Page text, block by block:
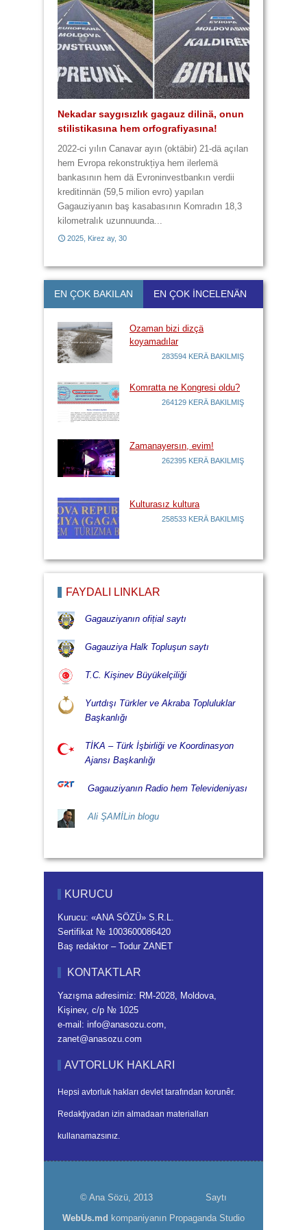
Nekadar saygısızlık gagauz dilinä, onun
stilistikasına hem orfografiyasına!
2022-ci yılın Canavar ayın (oktäbir) 21-dä açılan
hem Evropa rekonstrukțiya hem ilerlemä
bankasının hem dä Evroninvestbankın verdii
kreditinnän (59,5 milion evro) yapılan
Gagauziyanın baş kasabasının Komradın 18,3
kilometralık uzunnuunda...
2025, Kirez ay, 30
Zavalı Gagauz Dilimiz! Hem zaametä,
hem da harcanan paraya yazık!
2017, Kirez ay, 21
Kulturasız kultura
2014, Çiçek ay, 28
Yannışlıklar karma karışık
2014, Baba Marta, 29
4 lafta 9 yannışlık var
Üç lafta 6 yannışlık
2014, Büük ay, 11
EN ÇOK BAKILAN EN ÇOK İNCELENÄN
Ozaman bizi dizçä
koyamadılar
283594 KERÄ BAKILMIŞ
Komratta ne Kongresi oldu?
264129 KERÄ BAKILMIŞ
Zamanayersın, evim!
262395 KERÄ BAKILMIŞ
Kulturasız kultura
258533 KERÄ BAKILMIŞ
FAYDALI LİNKLÄR
Gagauziyanın ofițial saytı
Gagauziya Halk Topluşun saytı
T.C. Kişinev Büyükelçiliği
Yurtdışı Türkler ve Akraba Topluluklar
Başkanlığı
TİKA – Türk İşbirliği ve Koordinasyon
Ajansı Başkanlığı
Gagauziyanın Radio hem Televideniyası
Ali ŞAMİLin blogu
KURUCU
Kurucu: «ANA SÖZÜ» S.R.L.
Sertifikat № 1003600086420
Baş redaktor – Todur ZANET
KONTAKTLAR
Yazışma adresimiz: RM-2028, Moldova,
Kişinev, c/p № 1025
e-mail: info@anasozu.com,
zanet@anasozu.com
AVTORLUK HAKLARI
Hepsi avtorluk hakları devlet tarafından korunêr.
Redakţiyadan izin almadaan materialları
kullanamazsınız.
© Ana Sözü, 2013
Saytı
WebUs.md kompaniyanın Propaganda Studio